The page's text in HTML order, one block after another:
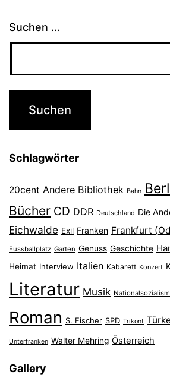
Suchen …
Schlagwörter
20cent Andere Bibliothek Bahn
Bücher CD DDR Deutschland Die
Eichwalde Exil Franken Frankfurt
Fussballplatz Garten Genuss Geschichte
Heimat Interview Italien Kabarett Konzert
Literatur Musik
Roman S. Fischer SPD Trikont
Unterfranken Walter Mehring Österreich
Gallery